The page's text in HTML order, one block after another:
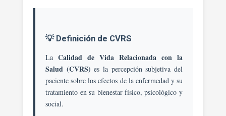
💡 Definición de CVRS
LaCalidad de Vida Relacionada con la
Salud (CVRS) es la percepción subjetiva del
paciente sobre los efectos de la enfermedad y su
tratamiento en su bienestar físico, psicológico y
social.